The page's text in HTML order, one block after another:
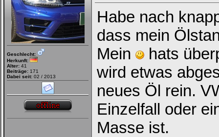
Benutzernamen
Kennwort
um
Dich
Username:
Passwort:
Bei jedem Besuch
automatisch einloggen.
Geschlecht:
Herkunft:
Alter: 41
Beiträge: 171
Dabei seit: 02 / 2013
Habe nach
dass mein
Mein
hats
wird etwas
neues Öl rein.
Einzelfall oder
Masse ist.